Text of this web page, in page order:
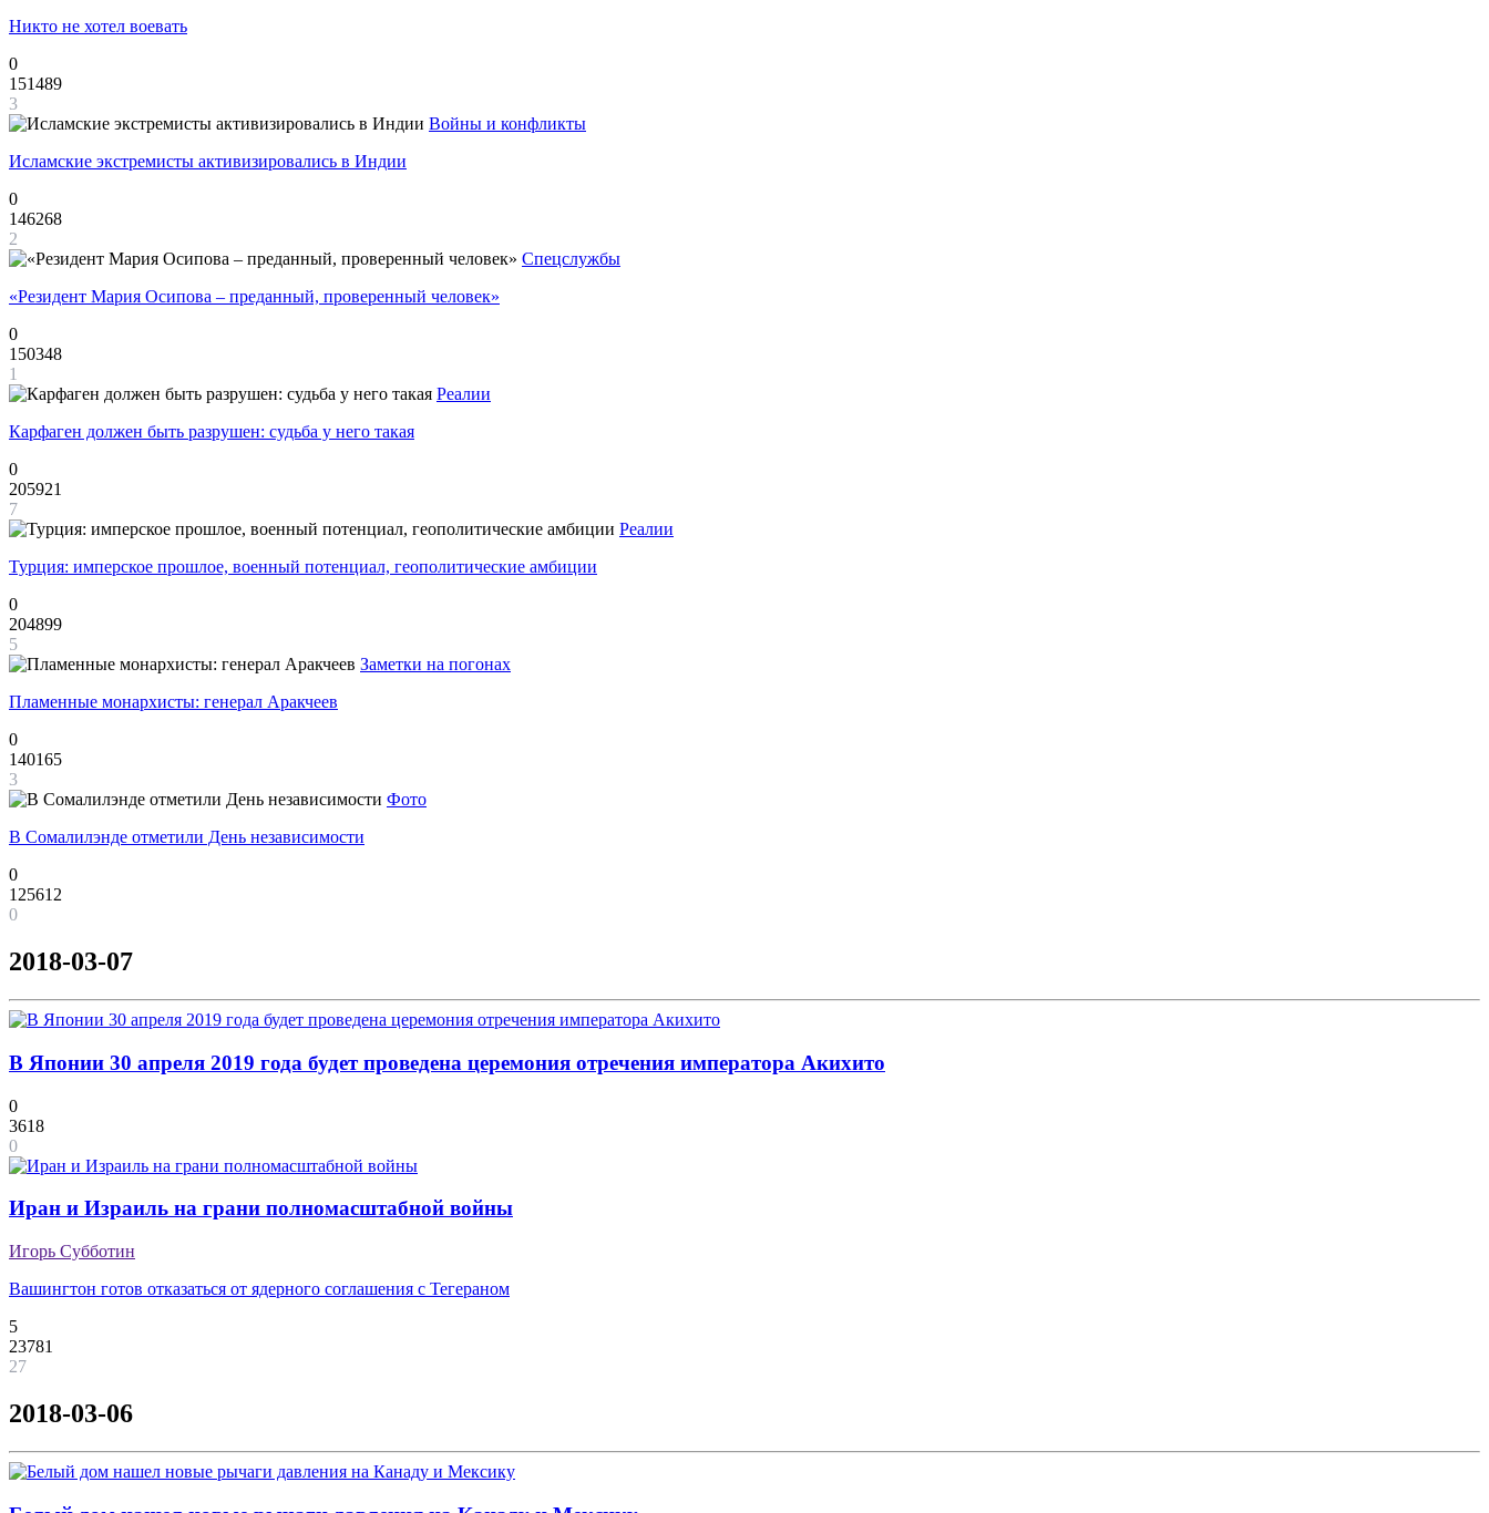
Никто не хотел воевать
0
151489
3
Войны и конфликты
Исламские экстремисты активизировались в Индии
0
146268
2
Спецслужбы
«Резидент Мария Осипова – преданный, проверенный человек»
0
150348
1
Реалии
Карфаген должен быть разрушен: судьба у него такая
0
205921
7
Реалии
Турция: имперское прошлое, военный потенциал, геополитические амбиции
0
204899
5
Заметки на погонах
Пламенные монархисты: генерал Аракчеев
0
140165
3
Фото
В Сомалилэнде отметили День независимости
0
125612
0
2018-03-07
В Японии 30 апреля 2019 года будет проведена церемония отречения императора Акихито
0
3618
0
Иран и Израиль на грани полномасштабной войны
Игорь Субботин
Вашингтон готов отказаться от ядерного соглашения с Тегераном
5
23781
27
2018-03-06